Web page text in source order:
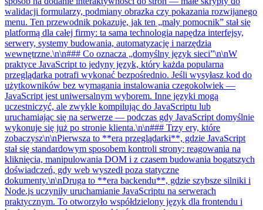
walidacji formularzy, podmiany obrazka czy pokazania rozwijanego
menu. Ten przewodnik pokazuje, jak ten „mały pomocnik” stał się
platformą dla całej firmy: ta sama technologia napędza interfejsy,
serwery, systemy budowania, automatyzację i narzędzia
wewnętrzne.\n\n### Co oznacza „domyślny język sieci”\n\nW
praktyce JavaScript to jedyny język, który każda popularna
przeglądarka potrafi wykonać bezpośrednio. Jeśli wysyłasz kod do
użytkowników bez wymagania instalowania czegokolwiek —
JavaScript jest uniwersalnym wyborem. Inne języki mogą
uczestniczyć, ale zwykle kompilując do JavaScriptu lub
uruchamiając się na serwerze — podczas gdy JavaScript domyślnie
wykonuje się już po stronie klienta.\n\n### Trzy ery, które
zobaczysz\n\nPierwsza to **era przeglądarki**, gdzie JavaScript
stał się standardowym sposobem kontroli strony: reagowania na
kliknięcia, manipulowania DOM i z czasem budowania bogatszych
doświadczeń, gdy web wyszedł poza statyczne
dokumenty.\n\nDruga to **era backendu**, gdzie szybsze silniki i
Node.js uczyniły uruchamianie JavaScriptu na serwerach
praktycznym. To otworzyło współdzielony język dla frontendu i